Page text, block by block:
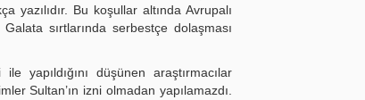
yazılıdır. Bu koşullar altında Avrupalı
sırtlarında serbestçe dolaşması
yapıldığını düşünen araştırmacılar
Sultan’ın izni olmadan yapılamazdı.